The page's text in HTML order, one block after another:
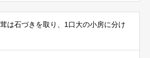
は石づきを取り、1口大の小房に分け